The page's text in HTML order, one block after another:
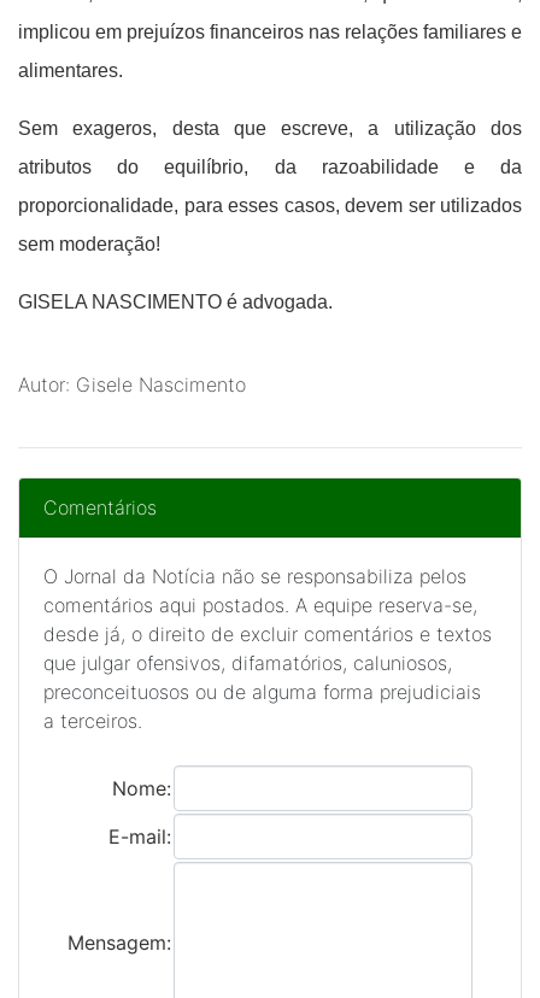
implicou em prejuízos financeiros nas relações familiares e
alimentares.
Sem exageros, desta que escreve, a utilização dos
atributos do equilíbrio, da razoabilidade e da
proporcionalidade, para esses casos, devem ser utilizados
sem moderação!
GISELA NASCIMENTO é advogada.
Autor: Gisele Nascimento
Comentários
O Jornal da Notícia não se responsabiliza pelos
comentários aqui postados. A equipe reserva-se,
desde já, o direito de excluir comentários e textos
que julgar ofensivos, difamatórios, caluniosos,
preconceituosos ou de alguma forma prejudiciais
a terceiros.
Nome:
E-mail:
Mensagem: